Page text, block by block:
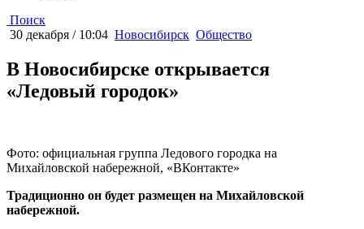
Поиск
30 декабря / 10:04 Новосибирск Общество
В Новосибирске открывается
«Ледовый городок»
Фото: официальная группа Ледового городка на
Михайловской набережной, «ВКонтакте»
Традиционно он будет размещен на Михайловской
набережной.